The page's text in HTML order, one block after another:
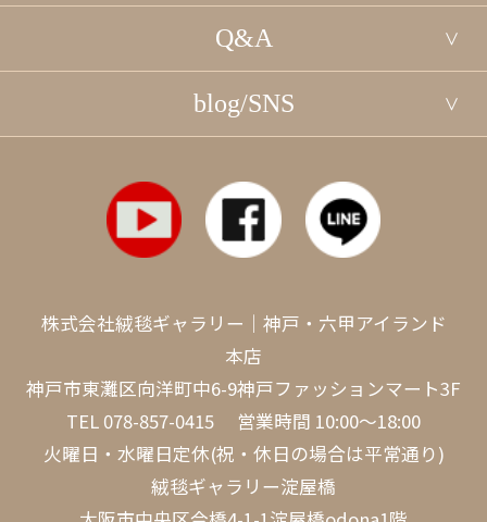
Q&A
blog/SNS
株式会社絨毯ギャラリー｜神戸・六甲アイランド
本店
神戸市東灘区向洋町中6-9神戸ファッションマート3F
TEL 078-857-0415 営業時間 10:00～18:00
火曜日・水曜日定休(祝・休日の場合は平常通り)
絨毯ギャラリー淀屋橋